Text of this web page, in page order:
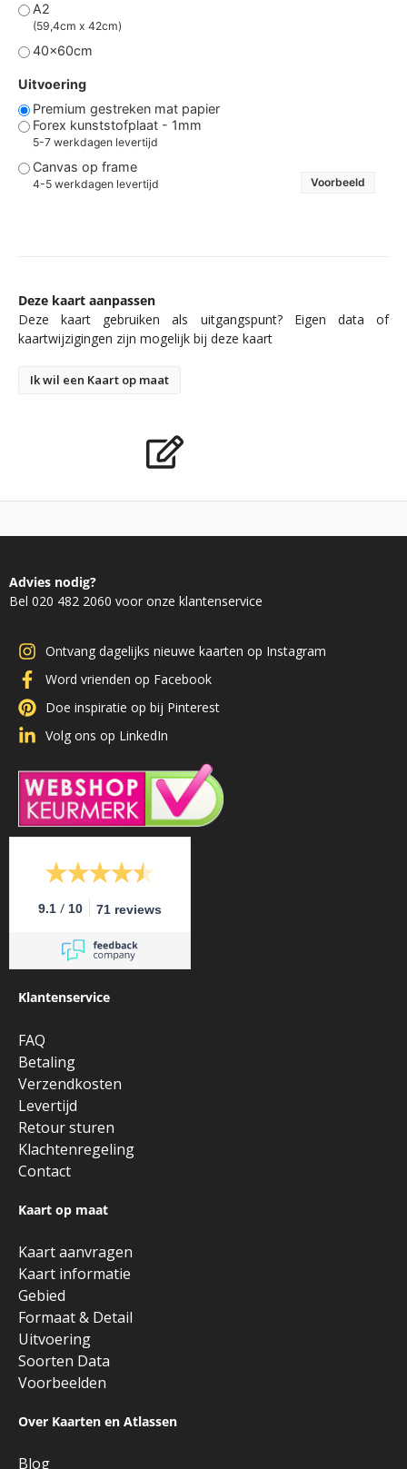
A2
(59,4cm x 42cm)
40x60cm
Uitvoering
Premium gestreken mat papier
Forex kunststofplaat - 1mm
5-7 werkdagen levertijd
Canvas op frame
4-5 werkdagen levertijd Voorbeeld
Deze kaart aanpassen
Deze kaart gebruiken als uitgangspunt? Eigen data of
kaartwijzigingen zijn mogelijk bij deze kaart
Ik wil een Kaart op maat
Advies nodig?
Bel 020 482 2060 voor onze klantenservice
Ontvang dagelijks nieuwe kaarten op Instagram
Word vrienden op Facebook
Doe inspiratie op bij Pinterest
Volg ons op LinkedIn
9.1 / 10 71 reviews
Klantenservice
FAQ
Betaling
Verzendkosten
Levertijd
Retour sturen
Klachtenregeling
Contact
Kaart op maat
Kaart aanvragen
Kaart informatie
Gebied
Formaat & Detail
Uitvoering
Soorten Data
Voorbeelden
Over Kaarten en Atlassen
Blog